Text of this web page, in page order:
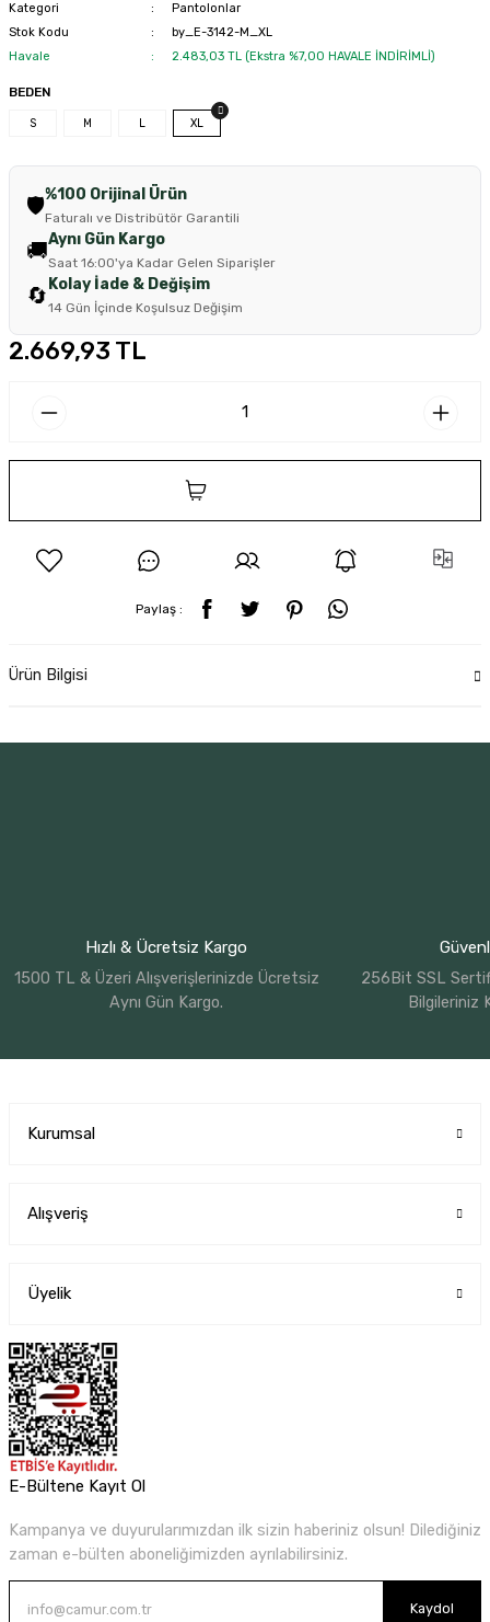
Kategori
Pantolonlar
Stok Kodu
by_E-3142-M_XL
Havale
2.483,03 TL (Ekstra %7,00 HAVALE İNDİRİMLİ)
BEDEN
S M L XL
🛡️%100 Orijinal Ürün
Faturalı ve Distribütör Garantili
🚚Aynı Gün Kargo
Saat 16:00'ya Kadar Gelen Siparişler
🔄 Kolay İade & Değişim
14 Gün İçinde Koşulsuz Değişim
2.669,93 TL
Paylaş :
Ürün Bilgisi
Hızlı & Ücretsiz Kargo
1500 TL & Üzeri Alışverişlerinizde Ücretsiz
Aynı Gün Kargo.
256Bit SSL
Bilgileriniz
Kurumsal
Alışveriş
Üyelik
E-Bültene Kayıt Ol
Kampanya ve duyurularımızdan ilk sizin haberiniz olsun! Dilediğiniz
zaman e-bülten aboneliğimizden ayrılabilirsiniz.
Kaydol